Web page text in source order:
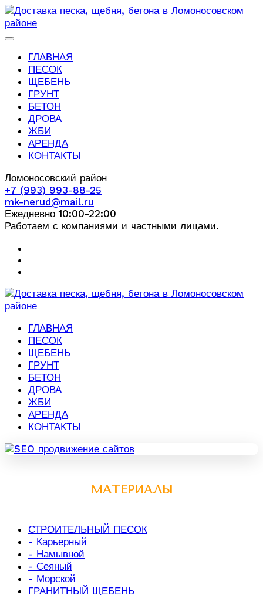
ГЛАВНАЯ
ПЕСОК
ЩЕБЕНЬ
ГРУНТ
БЕТОН
ДРОВА
ЖБИ
АРЕНДА
КОНТАКТЫ
Ломоносовский район
+7 (993) 993-88-25
mk-nerud@mail.ru
Ежедневно 10:00-22:00
Работаем с компаниями и частными лицами.
ГЛАВНАЯ
ПЕСОК
ЩЕБЕНЬ
ГРУНТ
БЕТОН
ДРОВА
ЖБИ
АРЕНДА
КОНТАКТЫ
МАТЕРИАЛЫ
СТРОИТЕЛЬНЫЙ ПЕСОК
- Карьерный
- Намывной
- Сеяный
- Морской
ГРАНИТНЫЙ ЩЕБЕНЬ